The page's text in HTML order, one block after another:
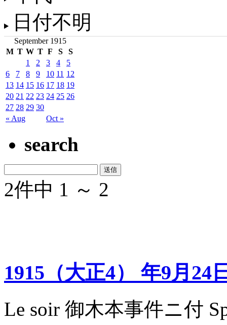
日付不明
September 1915
M T W T F S S
« Aug Oct »
1 2 3 4
5
6
7 8 9 10 11 12
13 14 15 16 17 18 19
20 21 22 23 24 25 26
27 28 29 30
search
2件中 1 ～ 2
1915（大正4） 年9月24
Le soir 御木本事件ニ付